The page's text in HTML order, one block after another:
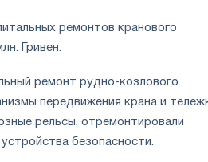
ремонтов кранового
Гривен.
ремонт рудно-козлового
передвижения крана и
рельсы, отремонтировали
безопасности.